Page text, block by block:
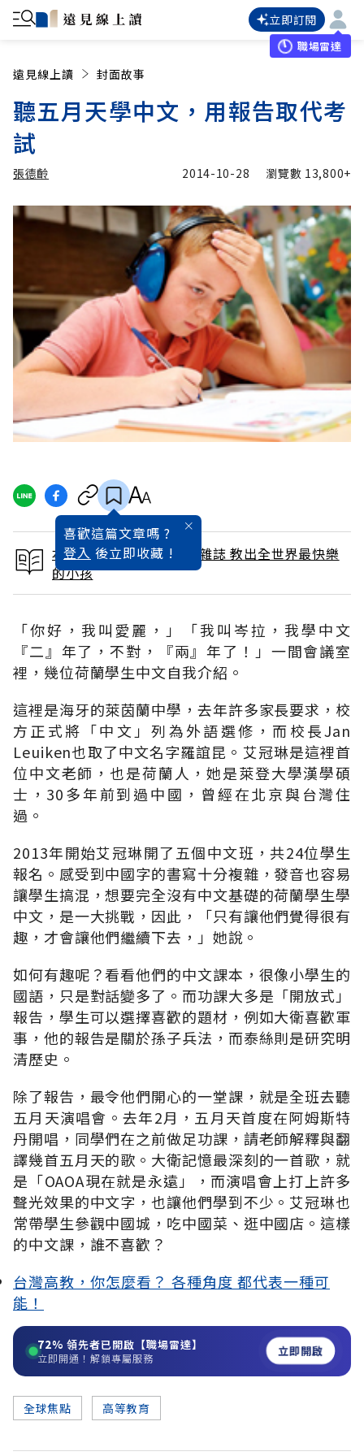
立即訂閱
職場雷達
遠見線上讀 封面故事
聽五月天學中文，用報告取代考
試
張德齡
張德齡 加入追蹤
2014-10-28 瀏覽數 13,800+
喜歡這篇文章嗎 ?
登入 後立即收藏 !
本文出自 2014 / 11月號雜誌 教出全世界最快樂
的小孩
「你好，我叫愛麗，」「我叫岑拉，我學中文
『二』年了，不對，『兩』年了！」一間會議室
裡，幾位荷蘭學生中文自我介紹。
這裡是海牙的萊茵蘭中學，去年許多家長要求，校
方正式將「中文」列為外語選修，而校長Jan
Leuiken也取了中文名字羅誼昆。艾冠琳是這裡首
位中文老師，也是荷蘭人，她是萊登大學漢學碩
士，30多年前到過中國，曾經在北京與台灣住
過。
2013年開始艾冠琳開了五個中文班，共24位學生
報名。感受到中國字的書寫十分複雜，發音也容易
讓學生搞混，想要完全沒有中文基礎的荷蘭學生學
中文，是一大挑戰，因此，「只有讓他們覺得很有
趣，才會讓他們繼續下去，」她說。
如何有趣呢？看看他們的中文課本，很像小學生的
國語，只是對話變多了。而功課大多是「開放式」
報告，學生可以選擇喜歡的題材，例如大衛喜歡軍
事，他的報告是關於孫子兵法，而泰絲則是研究明
清歷史。
除了報告，最令他們開心的一堂課，就是全班去聽
五月天演唱會。去年2月，五月天首度在阿姆斯特
丹開唱，同學們在之前做足功課，請老師解釋與翻
譯幾首五月天的歌。大衛記憶最深刻的一首歌，就
是「OAOA現在就是永遠」，而演唱會上打上許多
聲光效果的中文字，也讓他們學到不少。艾冠琳也
常帶學生參觀中國城，吃中國菜、逛中國店。這樣
的中文課，誰不喜歡？
台灣高教，你怎麼看？ 各種角度 都代表一種可
能！
72% 領先者已開啟【職場雷達】
立即開通！解鎖專屬服務 立即開啟
全球焦點 高等教育